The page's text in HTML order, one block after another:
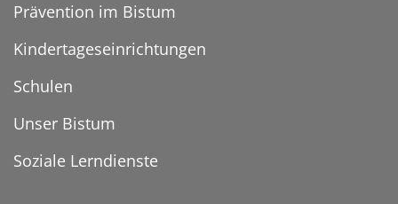
Prävention im Bistum
Kindertageseinrichtungen
Schulen
Unser Bistum
Soziale Lerndienste